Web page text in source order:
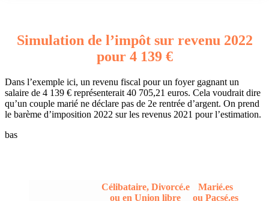
Simulation de l’impôt sur revenu 2022
pour 4 139 €
Dans l’exemple ici, un revenu fiscal pour un foyer gagnant un
salaire de 4 139 € représenterait 40 705,21 euros. Cela voudrait dire
qu’un couple marié ne déclare pas de 2e rentrée d’argent. On prend
le barème d’imposition 2022 sur les revenus 2021 pour l’estimation.
bas
Célibataire, Divorcé.e
ou en Union libre
Marié.es
ou Pacsé.es